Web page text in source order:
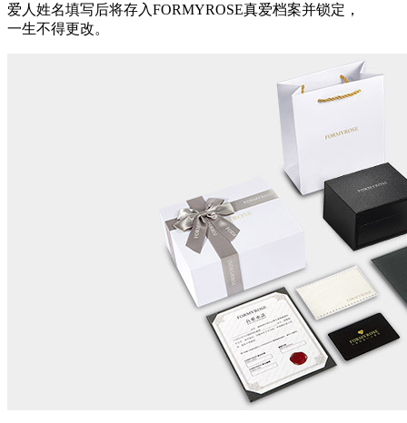
爱人姓名填写后将存入FORMYROSE真爱档案并锁定，
一生不得更改。